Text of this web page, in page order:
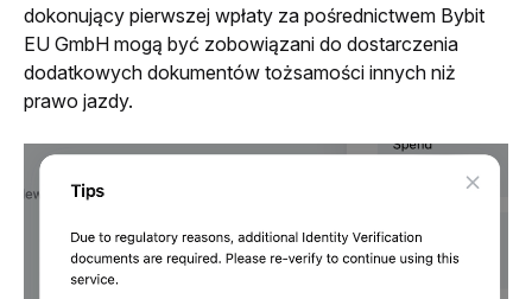
dokonujący pierwszej wpłaty za pośrednictwem Bybit
EU GmbH mogą być zobowiązani do dostarczenia
dodatkowych dokumentów tożsamości innych niż
prawo jazdy.